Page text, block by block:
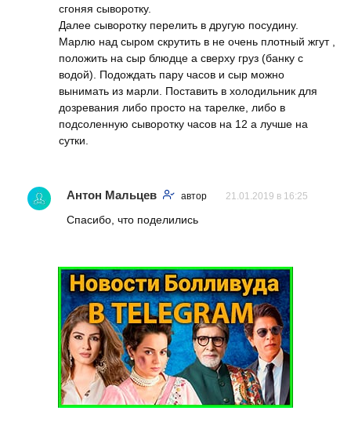
сгоняя сыворотку.
Далее сыворотку перелить в другую посудину.
Марлю над сыром скрутить в не очень плотный жгут ,
положить на сыр блюдце а сверху груз (банку с
водой). Подождать пару часов и сыр можно
вынимать из марли. Поставить в холодильник для
дозревания либо просто на тарелке, либо в
подсоленную сыворотку часов на 12 а лучше на
сутки.
Антон Мальцев автор 21.01.2019 в 16:25
Спасибо, что поделились